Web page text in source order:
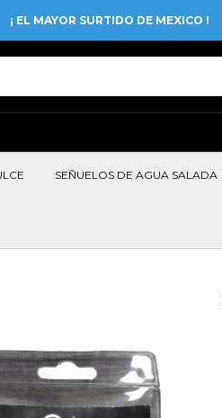
¡ EL MAYOR SURTIDO DE MEXICO !
SEÑUELOS DE AGUA SALADA